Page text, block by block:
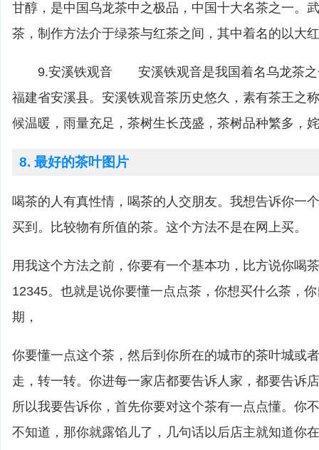
甘醇，是中国乌龙茶中之极品，中国十大名茶之一。
茶，制作方法介于绿茶与红茶之间，其中着名的以大
9.安溪铁观音 安溪铁观音是我国着名乌龙茶之
福建省安溪县。安溪铁观音茶历史悠久，素有茶王之
候温暖，雨量充足，茶树生长茂盛，茶树品种繁多，
8. 最好的茶叶图片
喝茶的人有真性情，喝茶的人交朋友。我想告诉你一
买到。比较物有所值的茶。这个方法不是在网上买。
用我这个方法之前，你要有一个基本功，比方说你喝
12345。也就是说你要懂一点点茶，你想买什么茶，
期，
你要懂一点这个茶，然后到你所在的城市的茶叶城或
走，转一转。你进每一家店都要告诉人家，都要告诉
所以我要告诉你，首先你要对这个茶有一点点懂。你
不知道，那你就露馅儿了，几句话以后店主就知道你